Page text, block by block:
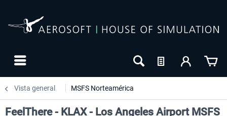
Vista general MSFS Norteamérica
FeelThere - KLAX - Los Angeles Airport MSFS